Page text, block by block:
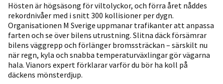
Hösten är högsäsong för viltolyckor, och förra året nåddes
rekordnivåer med i snitt 300 kollisioner per dygn.
Organisationen M Sverige uppmanar trafikanter att anpassa
farten och se över bilens utrustning. Slitna däck försämrar
bilens väggrepp och förlänger bromssträckan – särskilt nu
när regn, kyla och snabba temperaturväxlingar gör vägarna
hala. Vianors expert förklarar varför du bör ha koll på
däckens mönsterdjup.